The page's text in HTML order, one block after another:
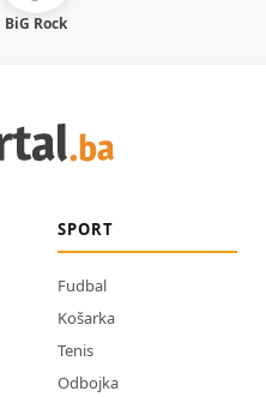
BiG Rock
SPORT
Fudbal
Košarka
Tenis
Odbojka